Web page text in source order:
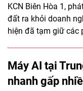
KCN Biên Hòa 1,
đất ra khỏi doanh
hiện đã tạm giữ các
Máy AI tại
nhanh gấp